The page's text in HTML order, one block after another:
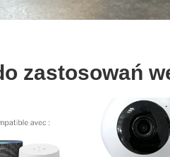
zastosowań